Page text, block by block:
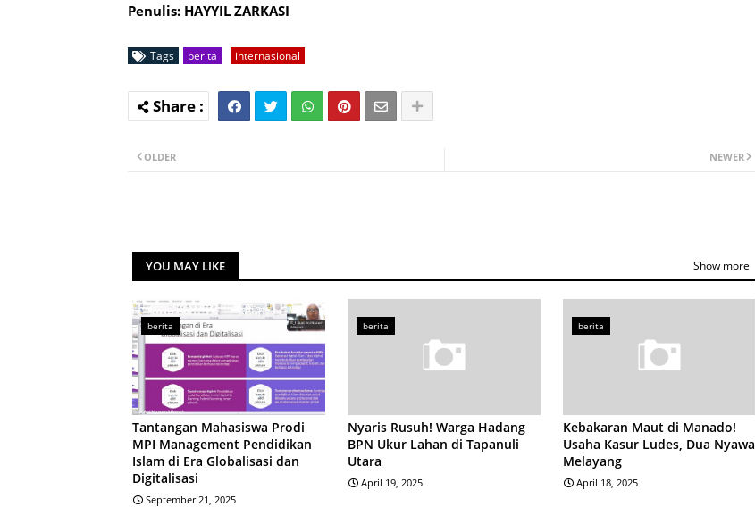
Penulis: HAYYIL ZARKASI
Tags berita internasional
NEWER
OLDER
YOU MAY LIKE Show more
berita
Tantangan Mahasiswa Prodi
MPI Management Pendidikan
Islam di Era Globalisasi dan
Digitalisasi
September 21, 2025
berita
Nyaris Rusuh! Warga Hadang
BPN Ukur Lahan di Tapanuli
Utara
April 19, 2025
berita
Kebakaran Maut di Manado!
Usaha Kasur Ludes, Dua Nyawa
Melayang
April 18, 2025